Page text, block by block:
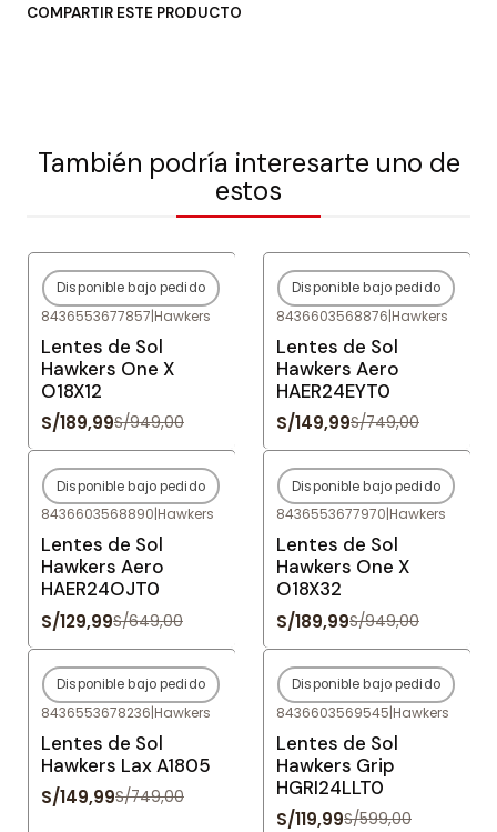
COMPARTIR ESTE PRODUCTO
También podría interesarte uno de
estos
-80%OFF
Agotado
Disponible bajo pedido
8436553677857|Hawkers
Lentes de Sol
Hawkers One X
O18X12
S/189,99S/949,00
-80%OFF
Agotado
Disponible bajo pedido
8436603568876|Hawkers
Lentes de Sol
Hawkers Aero
HAER24EYT0
S/149,99S/749,00
-80%OFF
Agotado
Disponible bajo pedido
8436603568890|Hawkers
Lentes de Sol
Hawkers Aero
HAER24OJT0
S/129,99S/649,00
-80%OFF
Agotado
Disponible bajo pedido
8436553677970|Hawkers
Lentes de Sol
Hawkers One X
O18X32
S/189,99S/949,00
-80%OFF
Agotado
Disponible bajo pedido
8436553678236|Hawkers
Lentes de Sol
Hawkers Lax A1805
S/149,99S/749,00
-80%OFF
Agotado
Disponible bajo pedido
8436603569545|Hawkers
Lentes de Sol
Hawkers Grip
HGRI24LLT0
S/119,99S/599,00